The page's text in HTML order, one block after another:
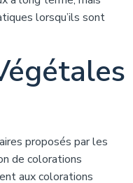
lorsqu’ils sont
proposés par les
de colorations
aux colorations